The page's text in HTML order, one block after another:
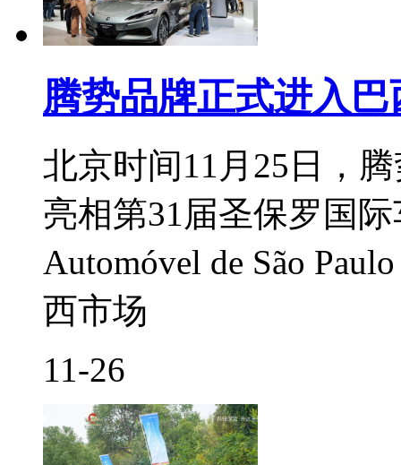
腾势品牌正式进入
北京时间11月25日，
亮相第31届圣保罗国际
Automóvel de São
西市场
11-26